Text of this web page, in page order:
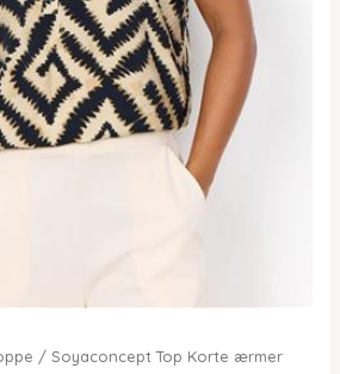
/ Soyaconcept Top Korte ærmer